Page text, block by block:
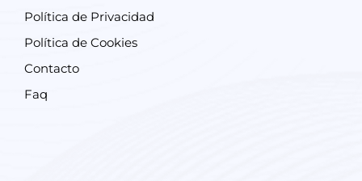
Política de Privacidad
Política de Cookies
Contacto
Faq